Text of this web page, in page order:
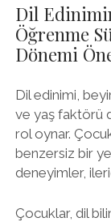
Dil
Öğrenme
Dönemi
Dil edinimi,
ve yaş faktörü
rol oynar.
benzersiz bir
deneyimler,
Çocuklar, dil